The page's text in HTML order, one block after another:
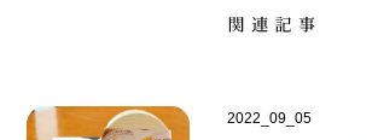
2022_09_05